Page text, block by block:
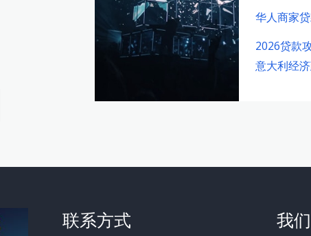
利
华
人
货
华人商家
2026贷款
意大利经
联系方式 我